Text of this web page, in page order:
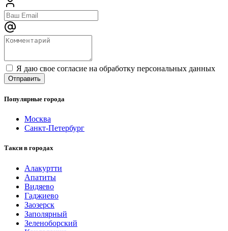
Я даю свое согласие на обработку персональных данных
Популярные города
Москва
Санкт-Петербург
Такси в городах
Алакуртти
Апатиты
Видяево
Гаджиево
Заозерск
Заполярный
Зеленоборский